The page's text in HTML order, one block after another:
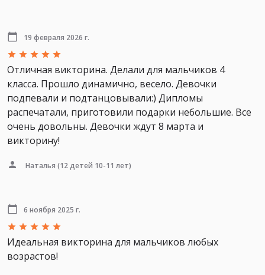
19 февраля 2026 г.
Отличная викторина. Делали для мальчиков 4
класса. Прошло динамично, весело. Девочки
подпевали и подтанцовывали:) Дипломы
распечатали, приготовили подарки небольшие. Все
очень довольны. Девочки ждут 8 марта и
викторину!
Наталья (12 детей 10-11 лет)
6 ноября 2025 г.
Идеальная викторина для мальчиков любых
возрастов!